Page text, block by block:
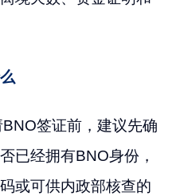
签证前，建议先确
已经拥有BNO身份，
或可供内政部核查的